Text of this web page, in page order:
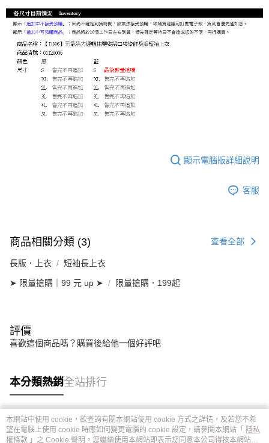
顯示電腦版詳細說明
客服
商品相關分類 (3) 查看全部
長版．上衣 短袖長上衣
➤ 限量搶購｜99 元 up ➤ 限量搶購．199起
評價
喜歡這個商品嗎？購買後給他一個好評吧
本分類熱銷全站排行
熱門標籤
本網站中使用 cookie，欲查詢有關本網站使用 cookie 方式之詳情，及若您不希
望在電腦上使用 cookie 時應如何變更電腦的 cookie 設定，請參閱本網站「 隱私
權條款 」之 Cookie 聲明。您繼續使用本網站即表示您同意本公司得按本網站使